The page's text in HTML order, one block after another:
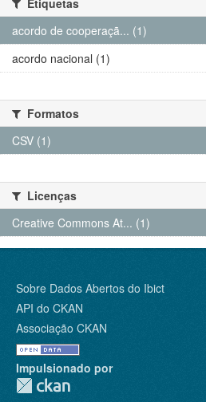
Etiquetas
acordo de cooperaçã... (1)
acordo nacional (1)
Formatos
CSV (1)
Licenças
Creative Commons At... (1)
Sobre Dados Abertos do Ibict
API do CKAN
Associação CKAN
Impulsionado por